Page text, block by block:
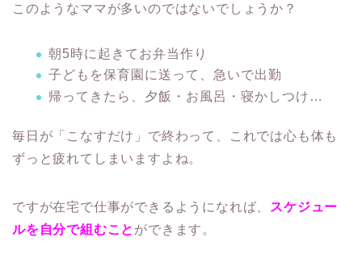
このようなママが多いのではないでしょうか？
朝5時に起きてお弁当作り
子どもを保育園に送って、急いで出勤
帰ってきたら、夕飯・お風呂・寝かしつけ…
毎日が「こなすだけ」で終わって、これでは心も体も
ずっと疲れてしまいますよね。
ですが在宅で仕事ができるようになれば、
スケジュー
ルを自分で組むこと ができます。